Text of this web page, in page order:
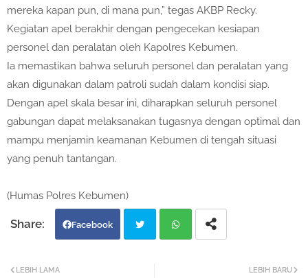
mereka kapan pun, di mana pun,” tegas AKBP Recky.
Kegiatan apel berakhir dengan pengecekan kesiapan
personel dan peralatan oleh Kapolres Kebumen.
Ia memastikan bahwa seluruh personel dan peralatan yang
akan digunakan dalam patroli sudah dalam kondisi siap.
Dengan apel skala besar ini, diharapkan seluruh personel
gabungan dapat melaksanakan tugasnya dengan optimal dan
mampu menjamin keamanan Kebumen di tengah situasi
yang penuh tantangan.
(Humas Polres Kebumen)
Facebook
LEBIH BARU
LEBIH LAMA